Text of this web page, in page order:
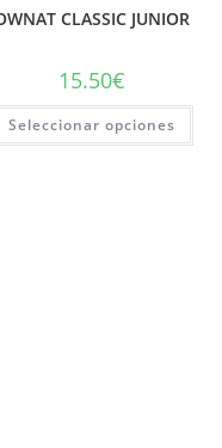
CLASSIC JUNIOR
15.50€
Seleccionar opciones